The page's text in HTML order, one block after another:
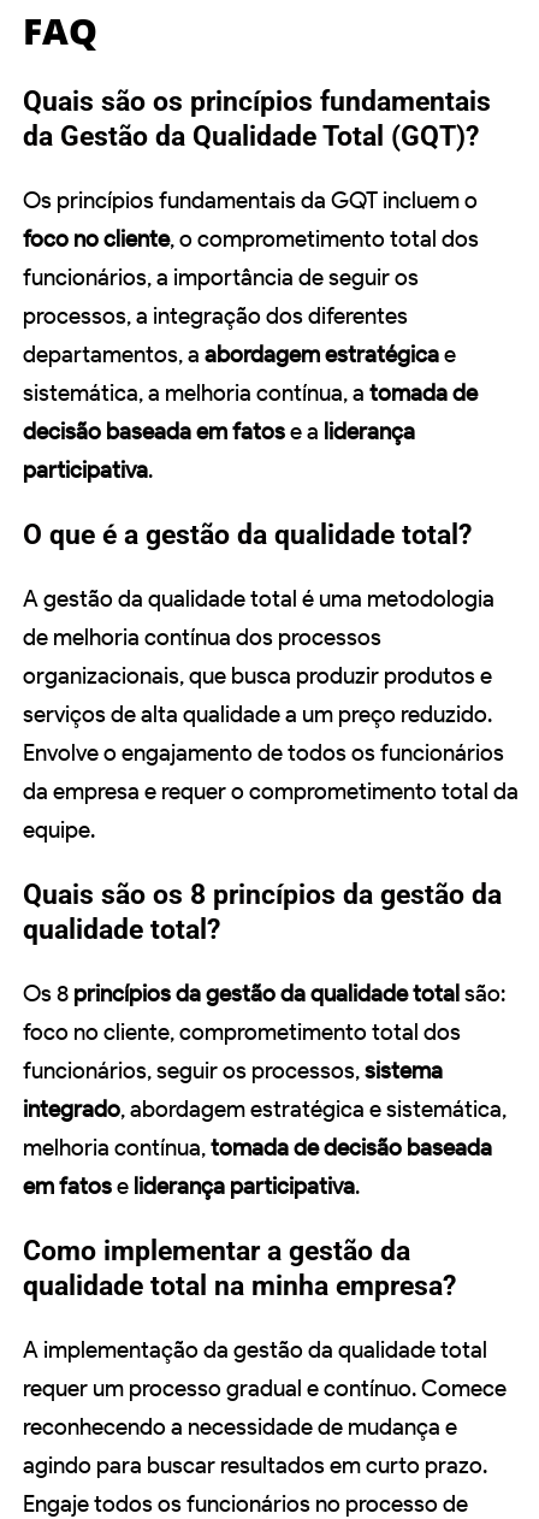
FAQ
Quais são os princípios fundamentais
da Gestão da Qualidade Total (GQT)?
Os princípios fundamentais da GQT incluem o
foco no cliente, o comprometimento total dos
funcionários, a importância de seguir os
processos, a integração dos diferentes
departamentos, a abordagem estratégicae
sistemática, a melhoria contínua, a tomada de
decisão baseada em fatose a liderança
participativa.
O que é a gestão da qualidade total?
A gestão da qualidade total é uma metodologia
de melhoria contínua dos processos
organizacionais, que busca produzir produtos e
serviços de alta qualidade a um preço reduzido.
Envolve o engajamento de todos os funcionários
da empresa e requer o comprometimento total da
equipe.
Quais são os 8 princípios da gestão da
qualidade total?
Os 8 princípios da gestão da qualidade totalsão:
foco no cliente, comprometimento total dos
funcionários, seguir os processos,sistema
integrado, abordagem estratégica e sistemática,
melhoria contínua,tomada de decisão baseada
em fatose liderança participativa.
Como implementar a gestão da
qualidade total na minha empresa?
A implementação da gestão da qualidade total
requer um processo gradual e contínuo. Comece
reconhecendo a necessidade de mudança e
agindo para buscar resultados em curto prazo.
Engaje todos os funcionários no processo de